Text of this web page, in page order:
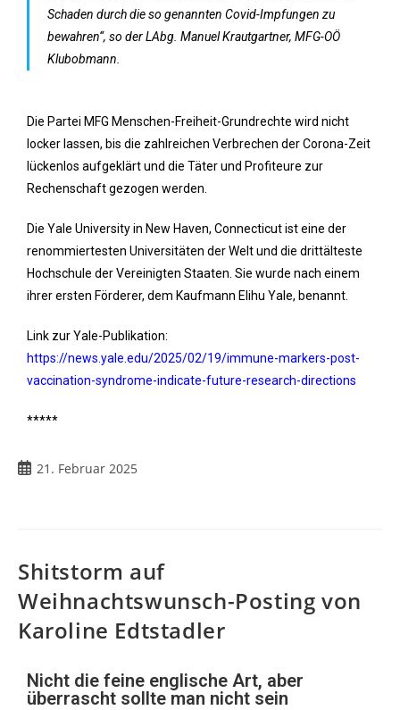
Schaden durch die so genannten Covid-Impfungen zu
bewahren“, so der LAbg. Manuel Krautgartner, MFG-OÖ
Klubobmann.
Die Partei MFG Menschen-Freiheit-Grundrechte wird nicht
locker lassen, bis die zahlreichen Verbrechen der Corona-Zeit
lückenlos aufgeklärt und die Täter und Profiteure zur
Rechenschaft gezogen werden.
Die Yale University in New Haven, Connecticut ist eine der
renommiertesten Universitäten der Welt und die drittälteste
Hochschule der Vereinigten Staaten. Sie wurde nach einem
ihrer ersten Förderer, dem Kaufmann Elihu Yale, benannt.
Link zur Yale-Publikation:
https://news.yale.edu/2025/02/19/immune-markers-post-
vaccination-syndrome-indicate-future-research-directions
*****
21. Februar 2025
Shitstorm auf
Weihnachtswunsch-Posting von
Karoline Edtstadler
Nicht die feine englische Art, aber
überrascht sollte man nicht sein